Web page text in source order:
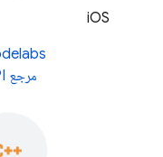
iOS
مرجع API